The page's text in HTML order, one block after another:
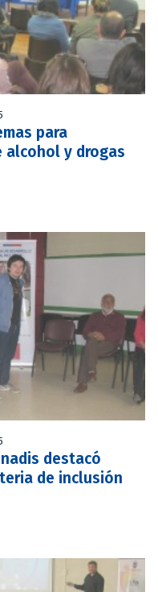
para
alcohol y drogas
destacó
de inclusión